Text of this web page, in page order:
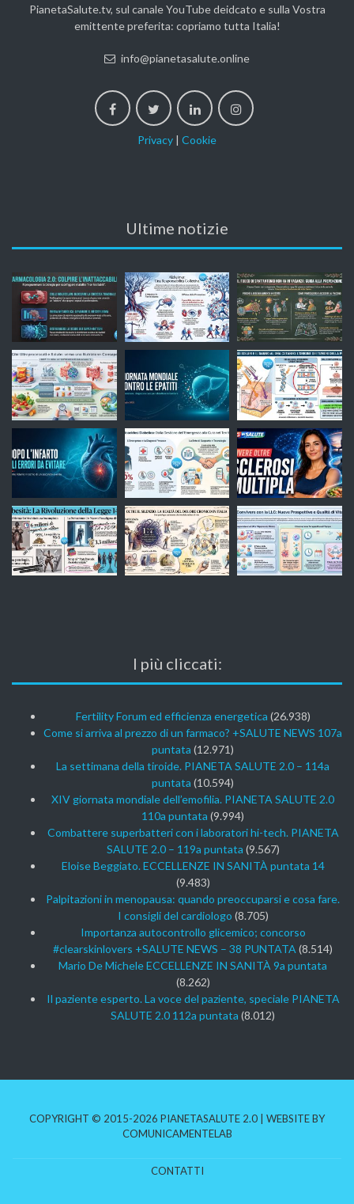
PianetaSalute.tv, sul canale YouTube deidcato e sulla Vostra
emittente preferita: copriamo tutta Italia!
info@pianetasalute.online
Privacy | Cookie
Ultime notizie
I più cliccati:
Fertility Forum ed efficienza energetica (26.938)
Come si arriva al prezzo di un farmaco? +SALUTE NEWS 107a
puntata (12.971)
La settimana della tiroide. PIANETA SALUTE 2.0 – 114a
puntata (10.594)
XIV giornata mondiale dell’emofilia. PIANETA SALUTE 2.0
110a puntata (9.994)
Combattere superbatteri con i laboratori hi-tech. PIANETA
SALUTE 2.0 – 119a puntata (9.567)
Eloise Beggiato. ECCELLENZE IN SANITÀ puntata 14
(9.483)
Palpitazioni in menopausa: quando preoccuparsi e cosa fare.
I consigli del cardiologo (8.705)
Importanza autocontrollo glicemico; concorso
#clearskinlovers +SALUTE NEWS – 38 PUNTATA(8.514)
Mario De Michele ECCELLENZE IN SANITÀ 9a puntata
(8.262)
Il paziente esperto. La voce del paziente, speciale PIANETA
SALUTE 2.0 112a puntata (8.012)
COPYRIGHT © 2015-2026 PIANETASALUTE 2.0 | WEBSITE BY
COMUNICAMENTELAB
CONTATTI